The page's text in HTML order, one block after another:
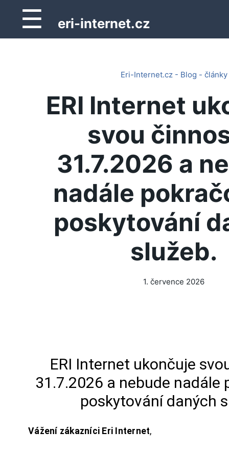
☰ eri-internet.cz
Eri-Internet.cz - Blog - články
ERI Internet
svou
31.7.2026 a
nadále
poskytování
služeb.
1. července 2026
ERI Internet ukončuje
31.7.2026 a nebude nadále
poskytování daných
Vážení zákazníci Eri Internet,